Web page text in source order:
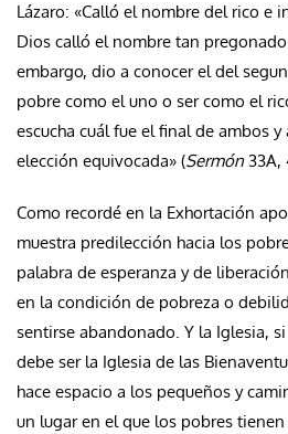
Lázaro: «Calló el nombre del rico e
Dios calló el nombre tan
embargo, dio a conocer el del
pobre como el uno o ser como el
escucha cuál fue el final de ambos y
elección equivocada» (Sermón 33A,
Como recordé en la Exhortación
muestra predilección hacia los
palabra de esperanza y de
en la condición de pobreza o
sentirse abandonado. Y la Iglesia,
debe ser la Iglesia de las
hace espacio a los pequeños y
un lugar en el que los pobres